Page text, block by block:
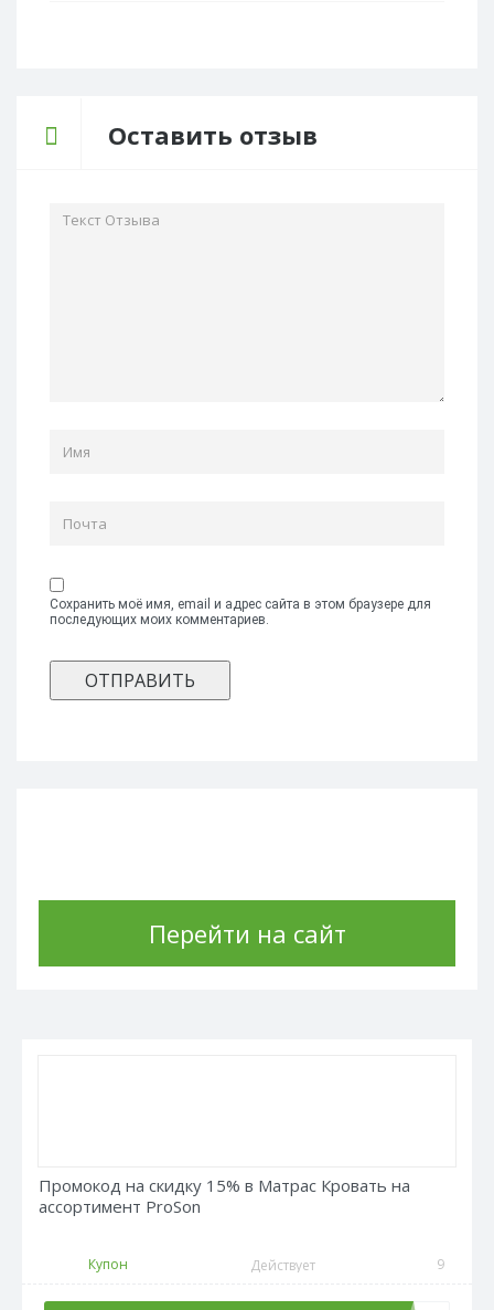
Оставить отзыв
Сохранить моё имя, email и адрес сайта в этом браузере для
последующих моих комментариев.
Перейти на сайт
Промокод на скидку 15% в Матрас Кровать на
ассортимент ProSon
Купон Действует 9